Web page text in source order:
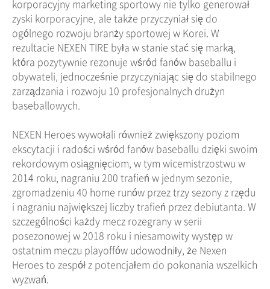
korporacyjny marketing sportowy nie tylko generował
zyski korporacyjne, ale także przyczyniał się do
ogólnego rozwoju branży sportowej w Korei. W
rezultacie NEXEN TIRE była w stanie stać się marką,
która pozytywnie rezonuje wśród fanów baseballu i
obywateli, jednocześnie przyczyniając się do stabilnego
zarządzania i rozwoju 10 profesjonalnych drużyn
baseballowych.
NEXEN Heroes wywołali również zwiększony poziom
ekscytacji i radości wśród fanów baseballu dzięki swoim
rekordowym osiągnięciom, w tym wicemistrzostwu w
2014 roku, nagraniu 200 trafień w jednym sezonie,
zgromadzeniu 40 home runów przez trzy sezony z rzędu
i nagraniu największej liczby trafień przez debiutanta. W
szczególności każdy mecz rozegrany w serii
posezonowej w 2018 roku i niesamowity występ w
ostatnim meczu playoffów udowodniły, że Nexen
Heroes to zespół z potencjałem do pokonania wszelkich
wyzwań.